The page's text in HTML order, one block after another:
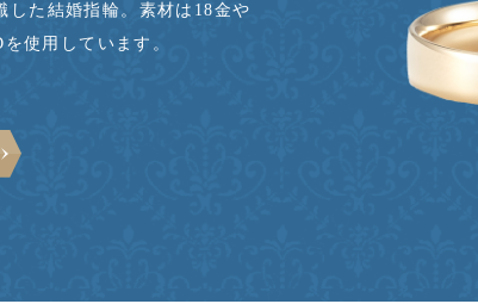
した結婚指輪。素材は18金や
使用しています。